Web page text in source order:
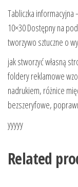
Tabliczka informacyjna
10×30 Dostępny na
tworzywo sztuczne o
jak stworzyć własną
foldery reklamowe
nadrukiem, różnice
bezszeryfowe,
yyyyy
Related